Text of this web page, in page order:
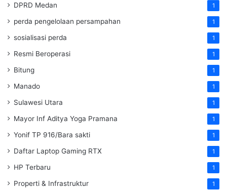
DPRD Medan 1
perda pengelolaan persampahan 1
sosialisasi perda 1
Resmi Beroperasi 1
Bitung 1
Manado 1
Sulawesi Utara 1
Mayor Inf Aditya Yoga Pramana 1
Yonif TP 916/Bara sakti 1
Daftar Laptop Gaming RTX 1
HP Terbaru 1
Properti & Infrastruktur 1